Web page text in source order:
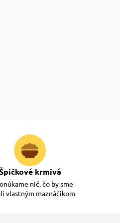
krmivá
nič, čo by sme
vlastným maznáčikom